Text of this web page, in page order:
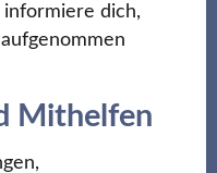
informiere dich,
Mithelfen